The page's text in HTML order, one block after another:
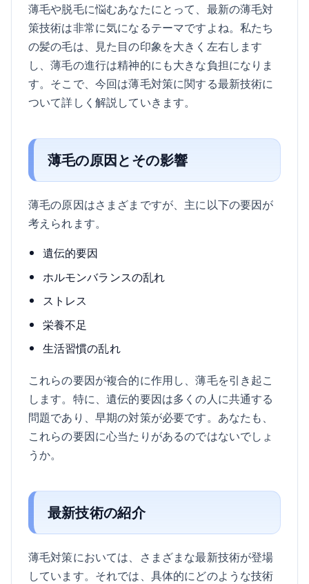
薄毛や脱毛に悩むあなたにとって、最新の薄毛対
策技術は非常に気になるテーマですよね。私たち
の髪の毛は、見た目の印象を大きく左右します
し、薄毛の進行は精神的にも大きな負担になりま
す。そこで、今回は薄毛対策に関する最新技術に
ついて詳しく解説していきます。
薄毛の原因とその影響
薄毛の原因はさまざまですが、主に以下の要因が
考えられます。
遺伝的要因
ホルモンバランスの乱れ
ストレス
栄養不足
生活習慣の乱れ
これらの要因が複合的に作用し、薄毛を引き起こ
します。特に、遺伝的要因は多くの人に共通する
問題であり、早期の対策が必要です。あなたも、
これらの要因に心当たりがあるのではないでしょ
うか。
最新技術の紹介
薄毛対策においては、さまざまな最新技術が登場
しています。それでは、具体的にどのような技術